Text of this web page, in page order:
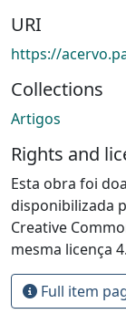
URI
https://
Collections
Artigos
Rights and
Esta obra foi
disponibilizada
Creative
mesma licença
Full item